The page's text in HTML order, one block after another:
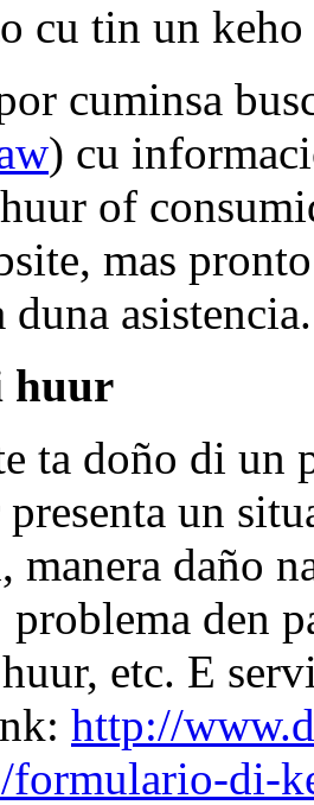
cu tin un
cuminsa
) cu
of
mas
duna asistencia.
huur
ta doño di
un
manera daño
den
etc. E
http://
formulario-di-